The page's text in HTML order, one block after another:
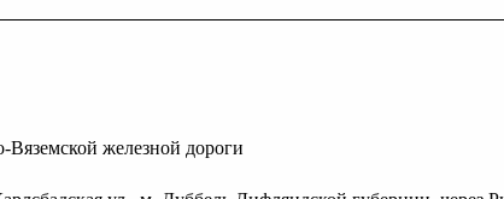
Вяземской железной дороги